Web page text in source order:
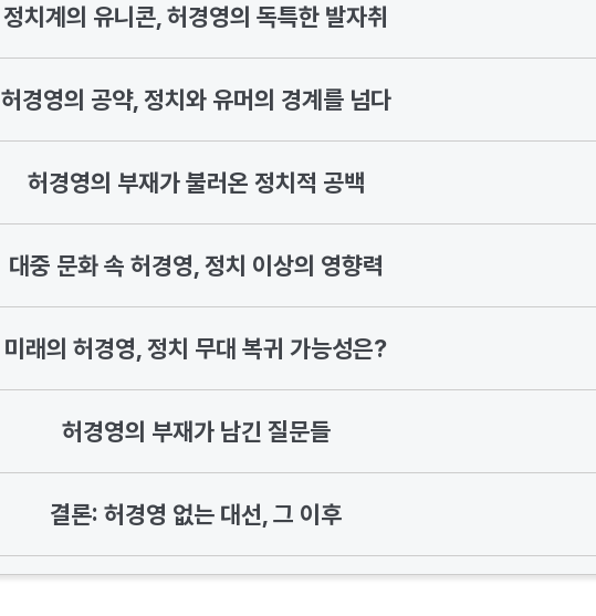
정치계의 유니콘, 허경영의 독특한 발자취
허경영의 공약, 정치와 유머의 경계를 넘다
허경영의 부재가 불러온 정치적 공백
대중 문화 속 허경영, 정치 이상의 영향력
미래의 허경영, 정치 무대 복귀 가능성은?
허경영의 부재가 남긴 질문들
결론: 허경영 없는 대선, 그 이후